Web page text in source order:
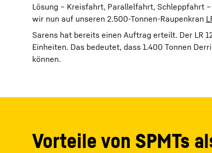
Lösung – Kreisfahrt, Parallelfahrt, Schleppfahrt
wir nun auf unseren 2.500-Tonnen-Raupenkran
Sarens hat bereits einen Auftrag erteilt. Der LR
Einheiten. Das bedeutet, dass 1.400 Tonnen
können.
Vorteile von SPMTs